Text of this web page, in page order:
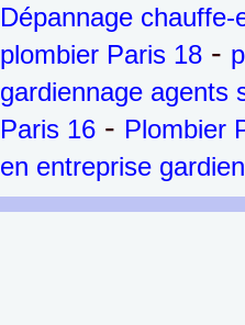
Dépannage
plombier Paris 18 -
gardiennage agents
Paris 16 - Plombier
en entreprise